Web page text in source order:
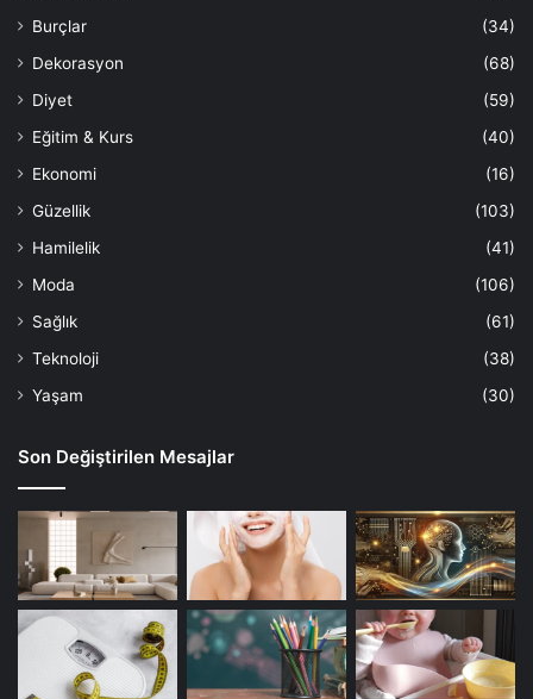
Burçlar
(34)
Dekorasyon
(68)
Diyet
(59)
Eğitim & Kurs
(40)
Ekonomi
(16)
Güzellik
(103)
Hamilelik
(41)
Moda
(106)
Sağlık
(61)
Teknoloji
(38)
Yaşam
(30)
Son Değiştirilen Mesajlar